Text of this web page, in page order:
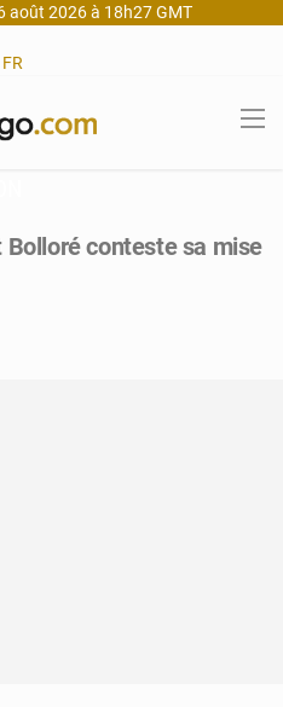
août 2026 à 18h27 GMT
FR
conteste sa mise